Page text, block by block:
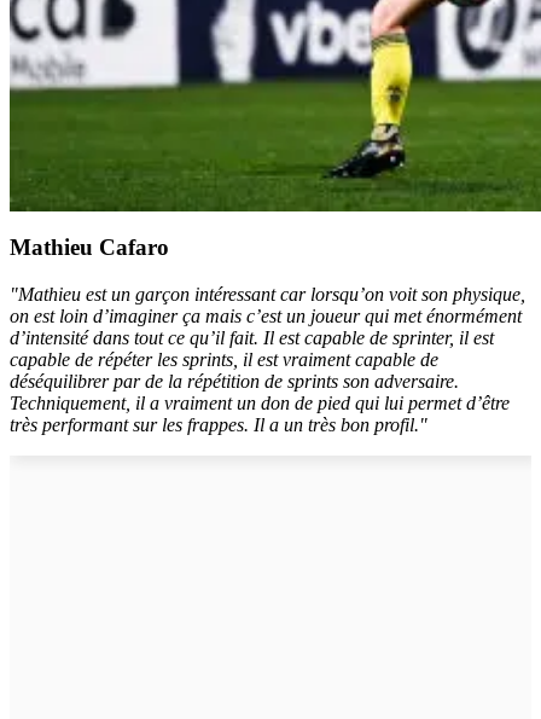
Mathieu Cafaro
"Mathieu est un garçon intéressant car lorsqu’on voit son physique,
on est loin d’imaginer ça mais c’est un joueur qui met énormément
d’intensité dans tout ce qu’il fait. Il est capable de sprinter, il est
capable de répéter les sprints, il est vraiment capable de
déséquilibrer par de la répétition de sprints son adversaire.
Techniquement, il a vraiment un don de pied qui lui permet d’être
très performant sur les frappes. Il a un très bon profil."